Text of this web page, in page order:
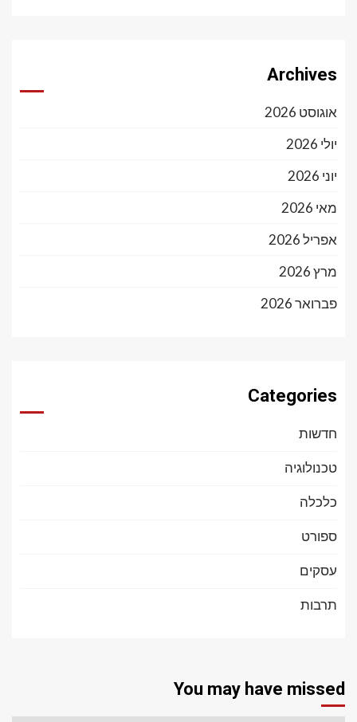
Archives
אוגוסט 2026
יולי 2026
יוני 2026
מאי 2026
אפריל 2026
מרץ 2026
פברואר 2026
Categories
חדשות
טכנולוגיה
כלכלה
ספורט
עסקים
תרבות
You may have missed